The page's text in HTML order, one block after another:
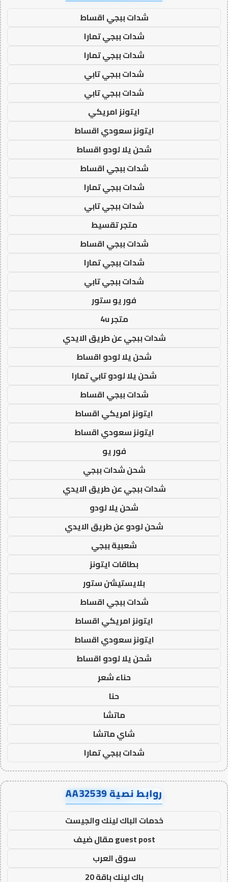
شدات ببجي اقساط
شدات ببجي تمارا
شدات ببجي تمارا
شدات ببجي تابي
شدات ببجي تابي
ايتونز امريكي
ايتونز سعودي اقساط
شحن يلا لودو اقساط
شدات ببجي اقساط
شدات ببجي تمارا
شدات ببجي تابي
متجر تقسيط
شدات ببجي اقساط
شدات ببجي تمارا
شدات ببجي تابي
فور يو ستور
متجر 4u
شدات ببجي عن طريق الايدي
شحن يلا لودو اقساط
شحن يلا لودو تابي تمارا
شدات ببجي اقساط
ايتونز امريكي اقساط
ايتونز سعودي اقساط
فور يو
شحن شدات ببجي
شدات ببجي عن طريق الايدي
شحن يلا لودو
شحن لودو عن طريق الايدي
شعبية ببجي
بطاقات ايتونز
بلايستيشن ستور
شدات ببجي اقساط
ايتونز امريكي اقساط
ايتونز سعودي اقساط
شحن يلا لودو اقساط
حناء شعر
حنا
ماتشا
شاي ماتشا
شدات ببجي تمارا
روابط نصية AA32539
خدمات الباك لينك والجيست
guest post مقال ضيف
سوق العرب
باك لينك باقة 20